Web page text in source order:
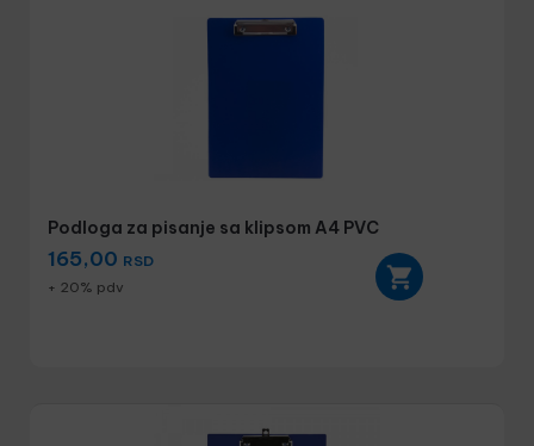
Podloga za pisanje sa klipsom A4 PVC
165,00 RSD
+ 20% pdv